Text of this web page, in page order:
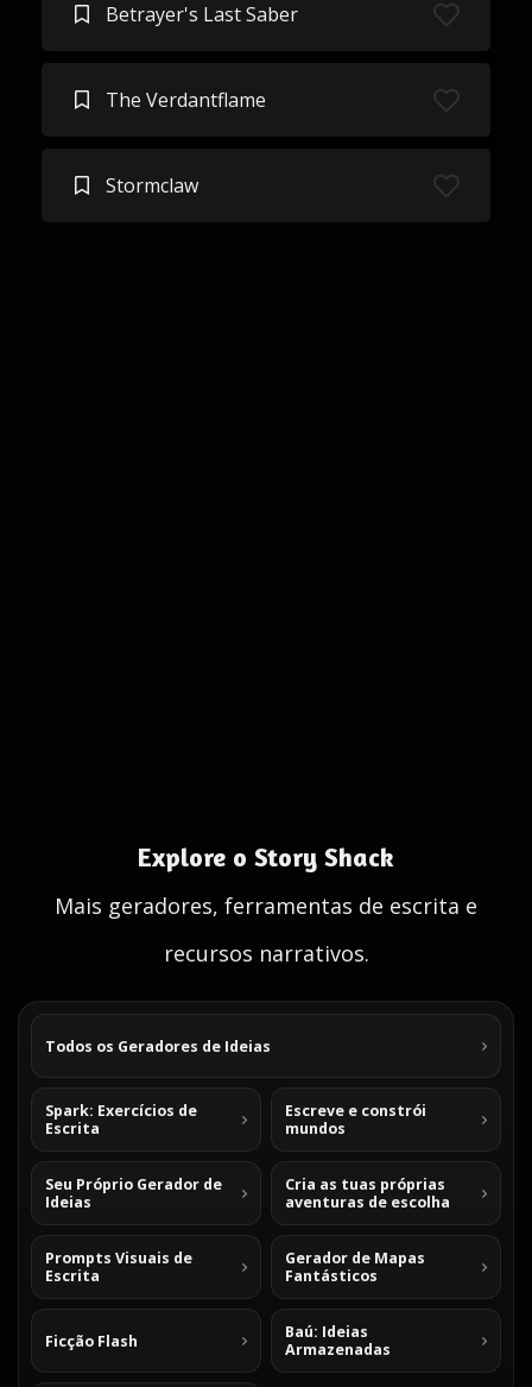
Betrayer's Last Saber
The Verdantflame
Stormclaw
Explore o Story Shack
Mais geradores, ferramentas de escrita e
recursos narrativos.
Todos os Geradores de Ideias
Spark: Exercícios de
Escrita
Escreve e constrói
mundos
Seu Próprio Gerador de
Ideias
Cria as tuas próprias
aventuras de escolha
Prompts Visuais de
Escrita
Gerador de Mapas
Fantásticos
Ficção Flash
Baú: Ideias
Armazenadas